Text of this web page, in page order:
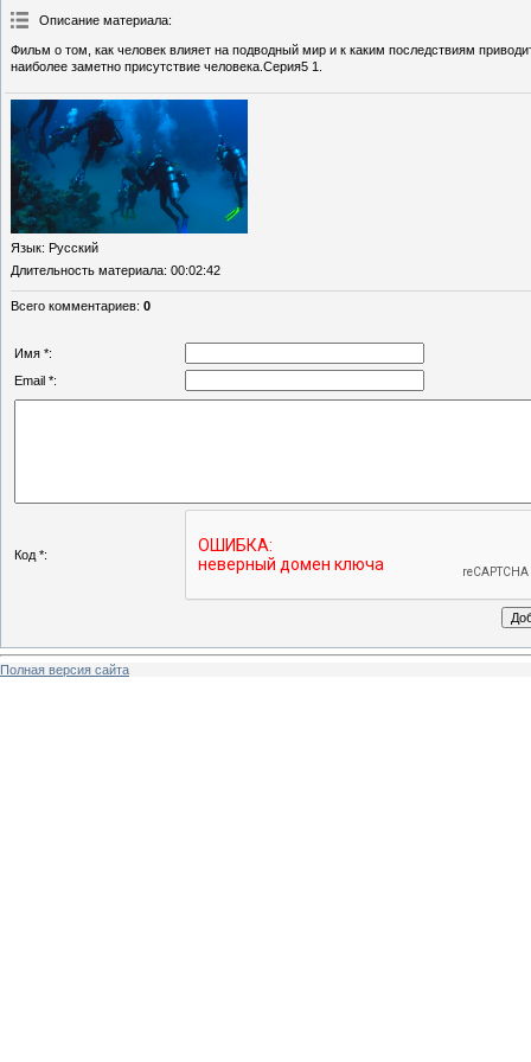
Описание материала:
Фильм о том, как человек влияет на подводный мир и к каким последствиям
наиболее заметно присутствие человека.Серия5 1.
Язык: Русский
Длительность материала: 00:02:42
Всего комментариев: 0
Имя *:
Email *:
Код *:
Полная версия сайта